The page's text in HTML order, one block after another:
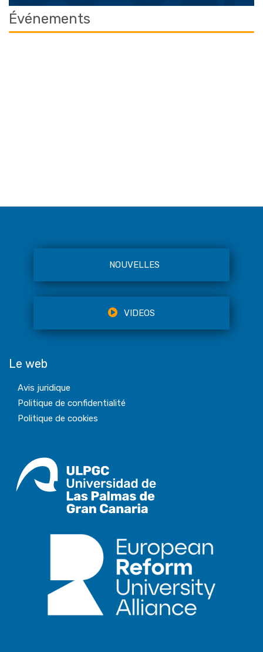
Événements
NOUVELLES
VIDEOS
Le web
Avis juridique
Politique de confidentialité
Politique de cookies